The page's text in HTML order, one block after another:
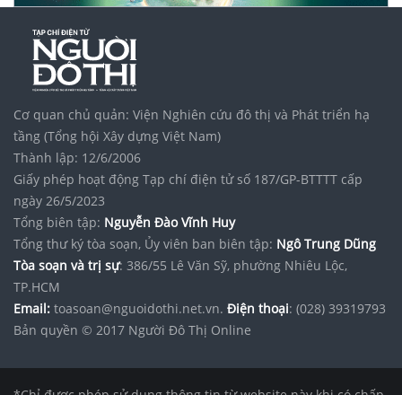
Cơ quan chủ quản: Viện Nghiên cứu đô thị và Phát triển hạ
tầng (Tổng hội Xây dựng Việt Nam)
Thành lập: 12/6/2006
Giấy phép hoạt động Tạp chí điện tử số 187/GP-BTTTT cấp
ngày 26/5/2023
Tổng biên tập: Nguyễn Đào Vĩnh Huy
Tổng thư ký tòa soạn, Ủy viên ban biên tập: Ngô Trung Dũng
Tòa soạn và trị sự: 386/55 Lê Văn Sỹ, phường Nhiêu Lộc,
TP.HCM
Email: toasoan@nguoidothi.net.vn. Điện thoại: (028) 39319793
Bản quyền © 2017 Người Đô Thị Online